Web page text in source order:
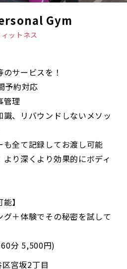
Gym
ィットネス
サービスを！
予約対応
管理
識、リバウンドしないメソッ
も全て記録してお渡し可能
より深くより効果的にボディ
】
＋体験でその秘密を試して
分 5,500円)
宮坂2丁目